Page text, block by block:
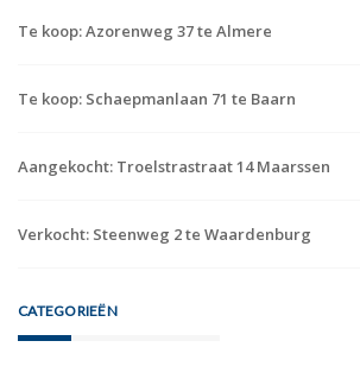
Te koop: Azorenweg 37 te Almere
Te koop: Schaepmanlaan 71 te Baarn
Aangekocht: Troelstrastraat 14 Maarssen
Verkocht: Steenweg 2 te Waardenburg
CATEGORIEËN